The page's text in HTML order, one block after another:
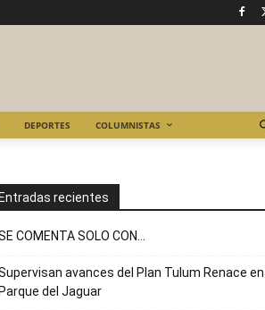
DEPORTES COLUMNISTAS
Entradas recientes
COMENTA SOLO CON…
avances del Plan Tulum Renace en
Parque del Jaguar